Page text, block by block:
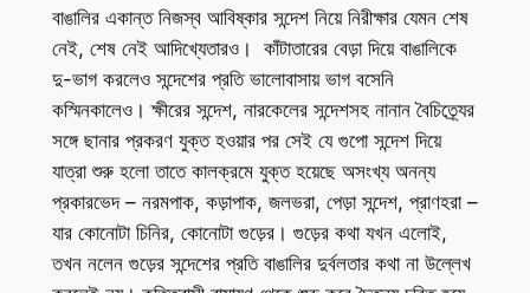
বাঙালির একান্ত নিজস্ব আবিষ্কার সন্দেশ নিয়ে নিরীক্ষার যেমন শেষ
নেই, শেষ নেই আদিখ্যেতারও। কাঁটাতারের বেড়া দিয়ে বাঙালিকে
দু-ভাগ করলেও সন্দেশের প্রতি ভালোবাসায় ভাগ বসেনি
কস্মিনকালেও। ক্ষীরের সন্দেশ, নারকেলের সন্দেশসহ নানান বৈচিত্র্যের
সঙ্গে ছানার প্রকরণ যুক্ত হওয়ার পর সেই যে গুপো সন্দেশ দিয়ে
যাত্রা শুরু হলো তাতে কালক্রমে যুক্ত হয়েছে অসংখ্য অনন্য
প্রকারভেদ – নরমপাক, কড়াপাক, জলভরা, পেড়া সন্দেশ, প্রাণহরা –
যার কোনোটা চিনির, কোনোটা গুড়ের। গুড়ের কথা যখন এলোই,
তখন নলেন গুড়ের সন্দেশের প্রতি বাঙালির দুর্বলতার কথা না উল্লেখ